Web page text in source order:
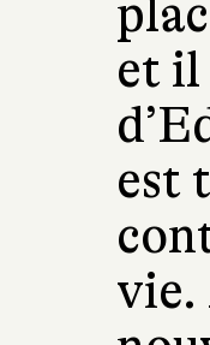
et il
est
vie.